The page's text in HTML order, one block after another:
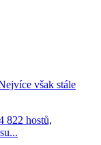
však stále
822 hostů,